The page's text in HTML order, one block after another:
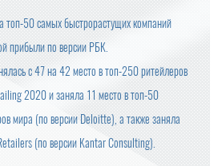
топ-50 самых быстрорастущих компаний
прибыли по версии РБК.
с 47 на 42 место в топ-250 ритейлеров
2020 и заняла 11 место в топ-50
мира (по версии Deloitte), а также заняла
(по версии Kantar Consulting).